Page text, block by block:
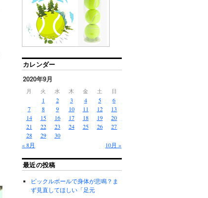
カレンダー
2020年9月
月 火 水 木 金 土 日
« 8月 10月 »
1 2 3 4 5
6
7
8 9 10 11 12
13
14
15 16 17 18 19
20
21
22 23 24 25 26
27
28
29 30
最近の投稿
ピックルボールで身体が悲鳴？ま
ず見直してほしい「足元